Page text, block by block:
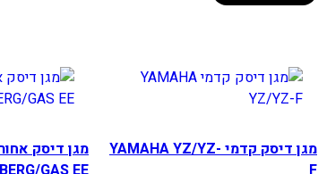
מגן דיסק קדמי YAMAHA YZ/YZ-
מגן דיסק